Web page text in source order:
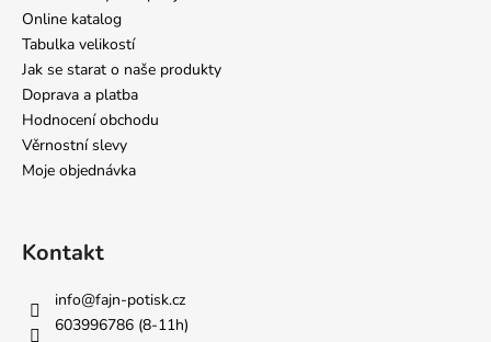
Online katalog
Tabulka velikostí
Jak se starat o naše produkty
Doprava a platba
Hodnocení obchodu
Věrnostní slevy
Moje objednávka
Kontakt
info@fajn-potisk.cz
603996786 (8-11h)